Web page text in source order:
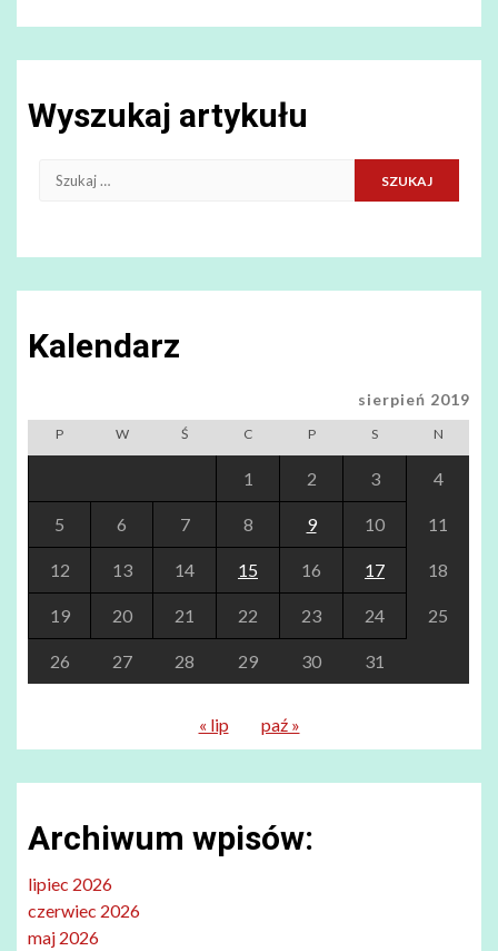
Wyszukaj artykułu
Szukaj:
Kalendarz
sierpień 2019
P W Ś C P S N
1 2 3 4
5 6 7 8 9 10 11
12 13 14 15 16 17 18
19 20 21 22 23 24 25
26 27 28 29 30 31
« lip paź »
Archiwum wpisów:
lipiec 2026
czerwiec 2026
maj 2026